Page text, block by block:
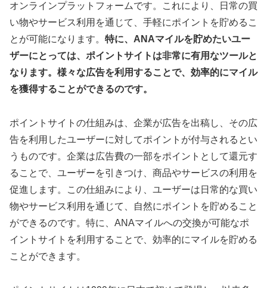
オンラインプラットフォームです。これにより、日常の買
い物やサービス利用を通じて、手軽にポイントを貯めるこ
とが可能になります。 特に、ANAマイルを貯めたいユー
ザーにとっては、ポイントサイトは非常に有用なツールと
なります。様々な広告を利用することで、効率的にマイル
を獲得することができるのです。
ポイントサイトの仕組みは、企業が広告を出稿し、その広
告を利用したユーザーに対してポイントが付与されるとい
うものです。企業は広告費の一部をポイントとして還元す
ることで、ユーザーを引きつけ、商品やサービスの利用を
促進します。この仕組みにより、ユーザーは日常的な買い
物やサービス利用を通じて、自然にポイントを貯めること
ができるのです。特に、ANAマイルへの交換が可能なポ
イントサイトを利用することで、効率的にマイルを貯める
ことができます。